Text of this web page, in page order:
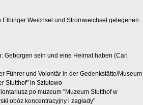
Weichsel und Stromweichsel gelegenen
Geborgen sein und eine Heimat haben (Carl
Führer und Volontär in der Gedenkstätte/Museum
Stutthof" in Sztutowo
po muzeum "Muzeum Stutthof w
obóz koncentracyjny i zagłady"